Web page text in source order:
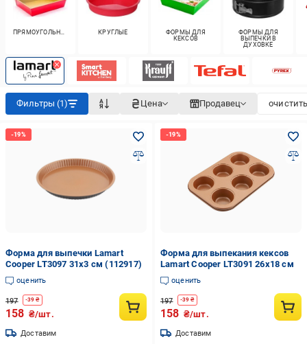
ПРЯМОУГОЛЬНЫЕ КРУГЛЫЕ
ФОРМЫ ДЛЯ
КЕКСОВ
ФОРМЫ ДЛЯ
ВЫПЕЧКИ В
ДУХОВКЕ
Фильтры (1) Цена Продавец
Форма для выпечки Lamart
Cooper LT3097 31х3 см (112917)
оценить
197 -39 ₴
158 ₴/шт.
Доставим
Форма для выпекания кексов
Lamart Cooper LT3091 26х18 см
оценить
197 -39 ₴
158 ₴/шт.
Доставим